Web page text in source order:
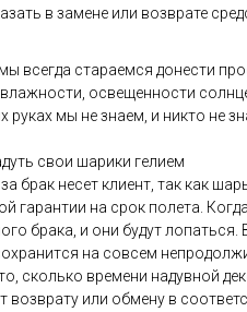
в за­мене или воз­вра­те
всег­да ста­ра­ем­ся до­нес­ти
ос­ве­щен­ности
мы не зна­ем, и ник­то не
свои ша­рики ге­ли­ем
брак не­сет кли­ент, так как
га­ран­тии на срок по­лета. Ког­да
бра­ка, и они бу­дут
на сов­сем
сколь­ко вре­мени на­дув­ной
воз­вра­ту или об­ме­ну в